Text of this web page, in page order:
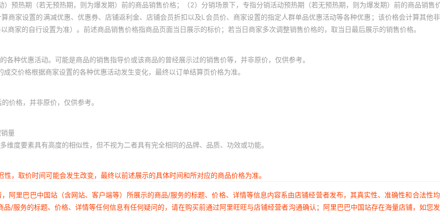
预热期（若无预热期，则为爆发期）前的商品销售价格；（2）分销场景下，专指分销活动预热期（若无预热期，则为爆发期）前的商品销售
商家设置的满减优惠、优惠券、店铺返利金、店铺会员折扣以及L会员价、商家设置的指定人群单品优惠活动等各种优惠；该价格会计算其他
家的自行设置为准）。前述商品销售价格指商品页面当日展示的标价；若当日商家多次调整销售价格的，取当日最后展示的销售价格。
种优惠活动。可能是商品的销售指导价或该商品的曾经展示过的销售价等，并非原价，仅供参考。
交价格根据商家设置的各种优惠活动发生变化，最终以订单结算页价格为准。
价格，并非原价，仅供参考。
量
度要素具有高度的相似性，但不视为二者具有完全相同的品牌、品质、功效或功能。
，取价时间可能会发生改变，最终以前述展示的具体时间和所对应的商品价格为准。
阿里巴巴中国站（含网站、客户端等）所展示的商品/服务的标题、价格、详情等信息内容系由店铺经营者发布，其真实性、准确性和合法性
/服务的标题、价格、详情等任何信息有任何疑问的，请在购买前通过阿里旺旺与店铺经营者沟通确认；阿里巴巴中国站存在海量店铺，如您